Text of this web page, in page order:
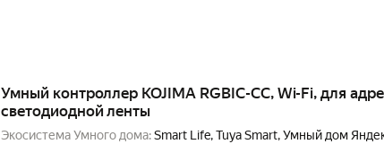
Умный контроллер KOJIMA RGBIC-CC, Wi-Fi, для
светодиодной ленты
Экосистема Умного дома:Smart Life, Tuya Smart, Умный дом